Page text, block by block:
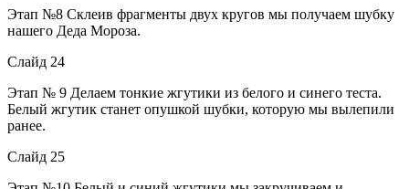
Этап №8 Склеив фрагменты двух кругов мы получаем шубку
нашего Деда Мороза.
Слайд 24
Этап № 9 Делаем тонкие жгутики из белого и синего теста.
Белый жгутик станет опушкой шубки, которую мы вылепили
ранее.
Слайд 25